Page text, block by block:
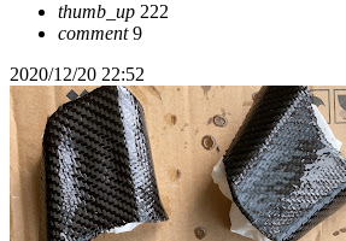
thumb_up 222
comment9
2020/12/20 22:52